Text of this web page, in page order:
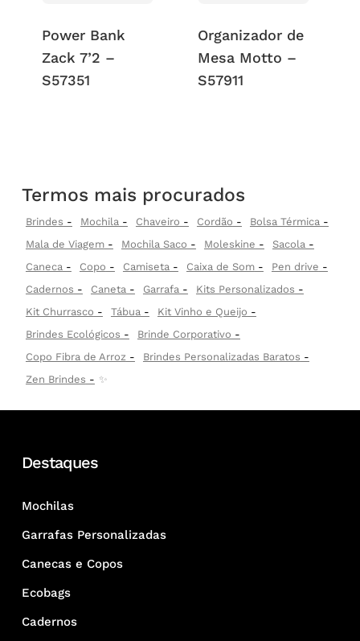
Power Bank
Zack 7’2 –
S57351
Organizador de
Mesa Motto –
S57911
Termos mais procurados
Brindes Mochila Chaveiro Cordão
Bolsa Térmica
Mala de Viagem
Mochila Saco Moleskine
Sacola
Caneca
Copo Camiseta Caixa de Som
Pen drive
Cadernos
Caneta Garrafa
Kits Personalizados
Kit Churrasco
Tábua
Kit Vinho e Queijo
Brindes Ecológicos
Brinde Corporativo
Copo Fibra de Arroz
Brindes Personalizadas Baratos
Zen Brindes
✨
Destaques
Mochilas
Garrafas Personalizadas
Canecas e Copos
Ecobags
Cadernos